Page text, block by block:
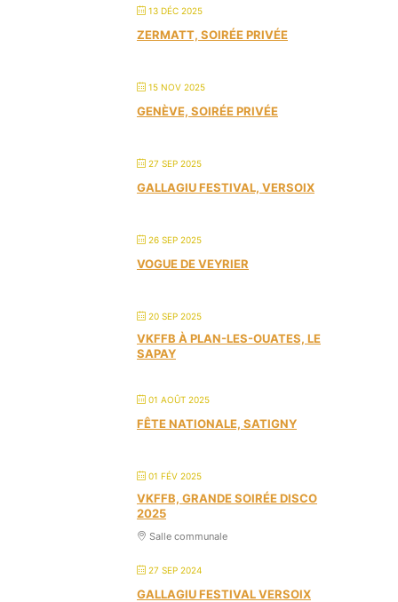
13 DÉC 2025
ZERMATT, SOIRÉE PRIVÉE
15 NOV 2025
GENÈVE, SOIRÉE PRIVÉE
27 SEP 2025
GALLAGIU FESTIVAL, VERSOIX
26 SEP 2025
VOGUE DE VEYRIER
20 SEP 2025
VKFFB À PLAN-LES-OUATES, LE
SAPAY
01 AOÛT 2025
FÊTE NATIONALE, SATIGNY
01 FÉV 2025
VKFFB, GRANDE SOIRÉE DISCO
2025
Salle communale
27 SEP 2024
GALLAGIU FESTIVAL VERSOIX